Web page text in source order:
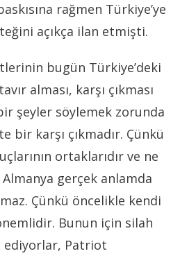
rağmen Türkiye’ye
açıkça ilan etmişti.
bugün Türkiye’deki
alması, karşı çıkması
şeyler söylemek zorunda
bir karşı çıkmadır. Çünkü
ortaklarıdır ve ne
gerçek anlamda
Çünkü öncelikle kendi
Bunun için silah
ediyorlar, Patriot